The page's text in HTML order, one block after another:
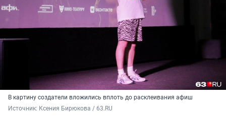
В картину создатели вложились вплоть до расклеивания афиш
Источник: Ксения Бирюкова / 63.RU